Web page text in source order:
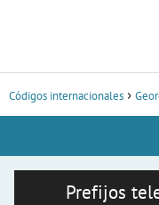
Códigos internacionales
Prefijos